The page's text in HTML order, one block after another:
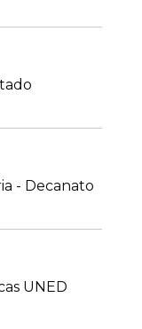
- Decanato
UNED